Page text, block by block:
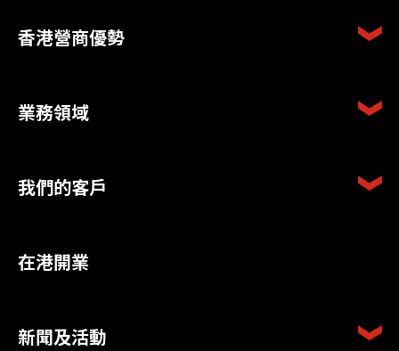
香港營商優勢
業務領域
我們的客戶
在港開業
新聞及活動